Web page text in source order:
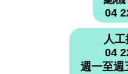
04
人
04
週一至週